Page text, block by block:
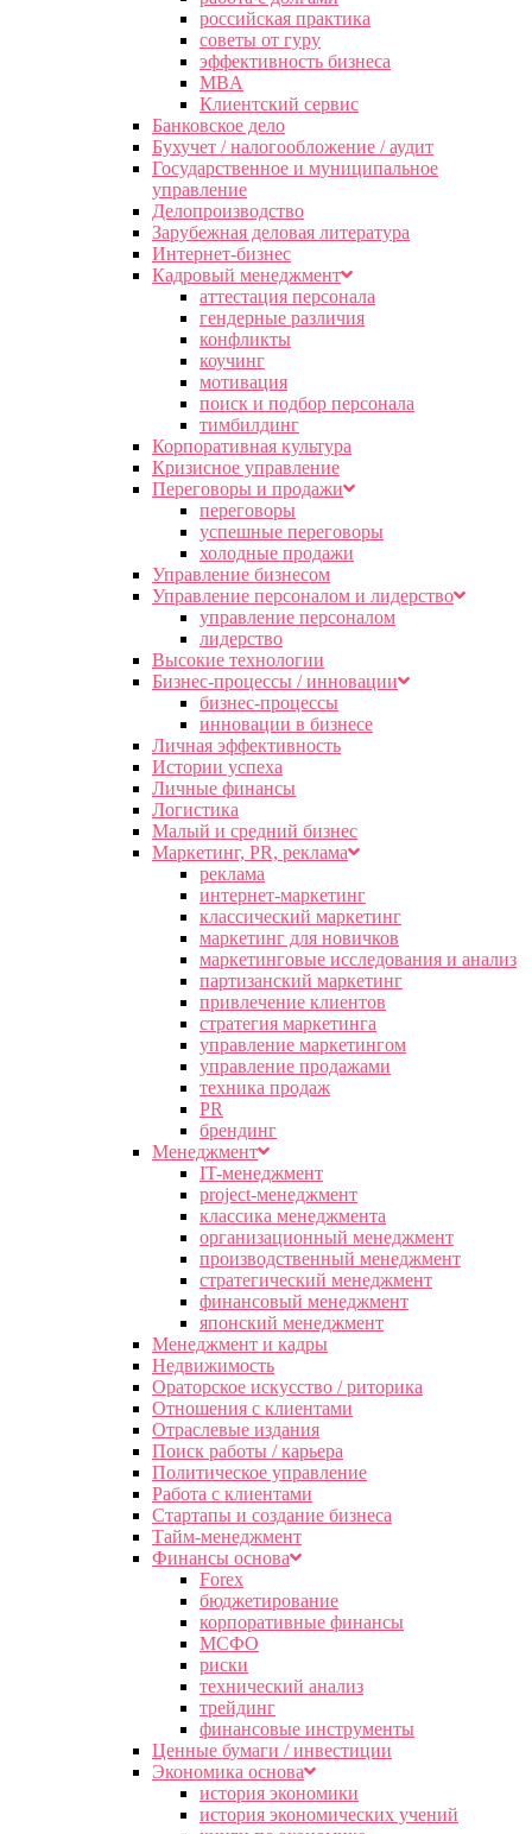
российская практика
советы от гуру
эффективность бизнеса
MBA
Клиентский сервис
Банковское дело
Бухучет / налогообложение / аудит
Государственное и муниципальное
управление
Делопроизводство
Зарубежная деловая литература
Интернет-бизнес
Кадровый менеджмент
аттестация персонала
гендерные различия
конфликты
коучинг
мотивация
поиск и подбор персонала
тимбилдинг
Корпоративная культура
Кризисное управление
Переговоры и продажи
переговоры
успешные переговоры
холодные продажи
Управление бизнесом
Управление персоналом и лидерство
управление персоналом
лидерство
Высокие технологии
Бизнес-процессы / инновации
бизнес-процессы
инновации в бизнесе
Личная эффективность
Истории успеха
Личные финансы
Логистика
Малый и средний бизнес
Маркетинг, PR, реклама
реклама
интернет-маркетинг
классический маркетинг
маркетинг для новичков
маркетинговые исследования и анализ
партизанский маркетинг
привлечение клиентов
стратегия маркетинга
управление маркетингом
управление продажами
техника продаж
PR
брендинг
Менеджмент
IT-менеджмент
project-менеджмент
классика менеджмента
организационный менеджмент
производственный менеджмент
стратегический менеджмент
финансовый менеджмент
японский менеджмент
Менеджмент и кадры
Недвижимость
Ораторское искусство / риторика
Отношения с клиентами
Отраслевые издания
Поиск работы / карьера
Политическое управление
Работа с клиентами
Стартапы и создание бизнеса
Тайм-менеджмент
Финансы основа
Forex
бюджетирование
корпоративные финансы
МСФО
риски
технический анализ
трейдинг
финансовые инструменты
Ценные бумаги / инвестиции
Экономика основа
история экономики
история экономических учений